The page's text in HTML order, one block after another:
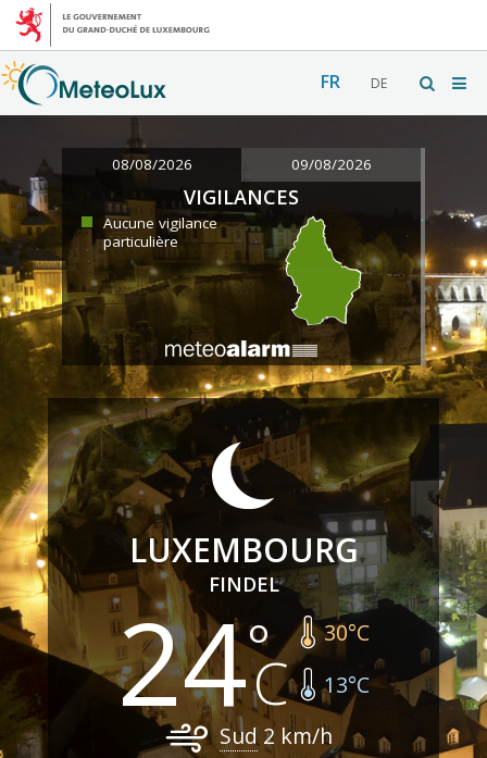
FR DE
08/08/2026 09/08/2026
VIGILANCES
Aucune vigilance
particulière
LUXEMBOURG
FINDEL
24 30°C
13°C
Sud 2 km/h